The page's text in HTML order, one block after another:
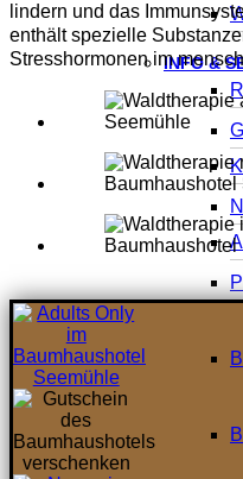
INFO &
lindern und das
enthält spezielle
Stresshormonen im